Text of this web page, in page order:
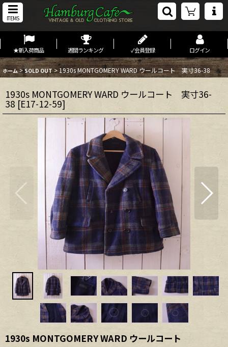
ITEMS
★新入荷商品 週間ランキング ✓会員登録 ログイン
ホーム > SOLD OUT >1930s MONTGOMERY WARD ウールコート 実寸36-38
1930s MONTGOMERY WARD ウールコート 実寸36-
38 [E17-12-59]
1930s MONTGOMERY WARD ウールコート